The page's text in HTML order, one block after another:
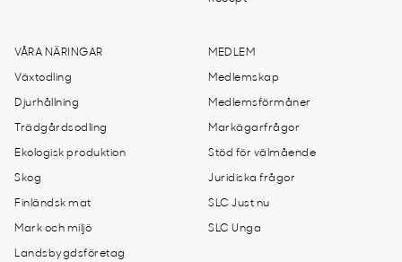
VÅRA NÄRINGAR
Växtodling
Djurhållning
Trädgårdsodling
Ekologisk produktion
Skog
Finländsk mat
Mark och miljö
Landsbygdsföretag
MEDLEM
Medlemskap
Medlemsförmåner
Markägarfrågor
Stöd för välmående
Juridiska frågor
SLC Just nu
SLC Unga